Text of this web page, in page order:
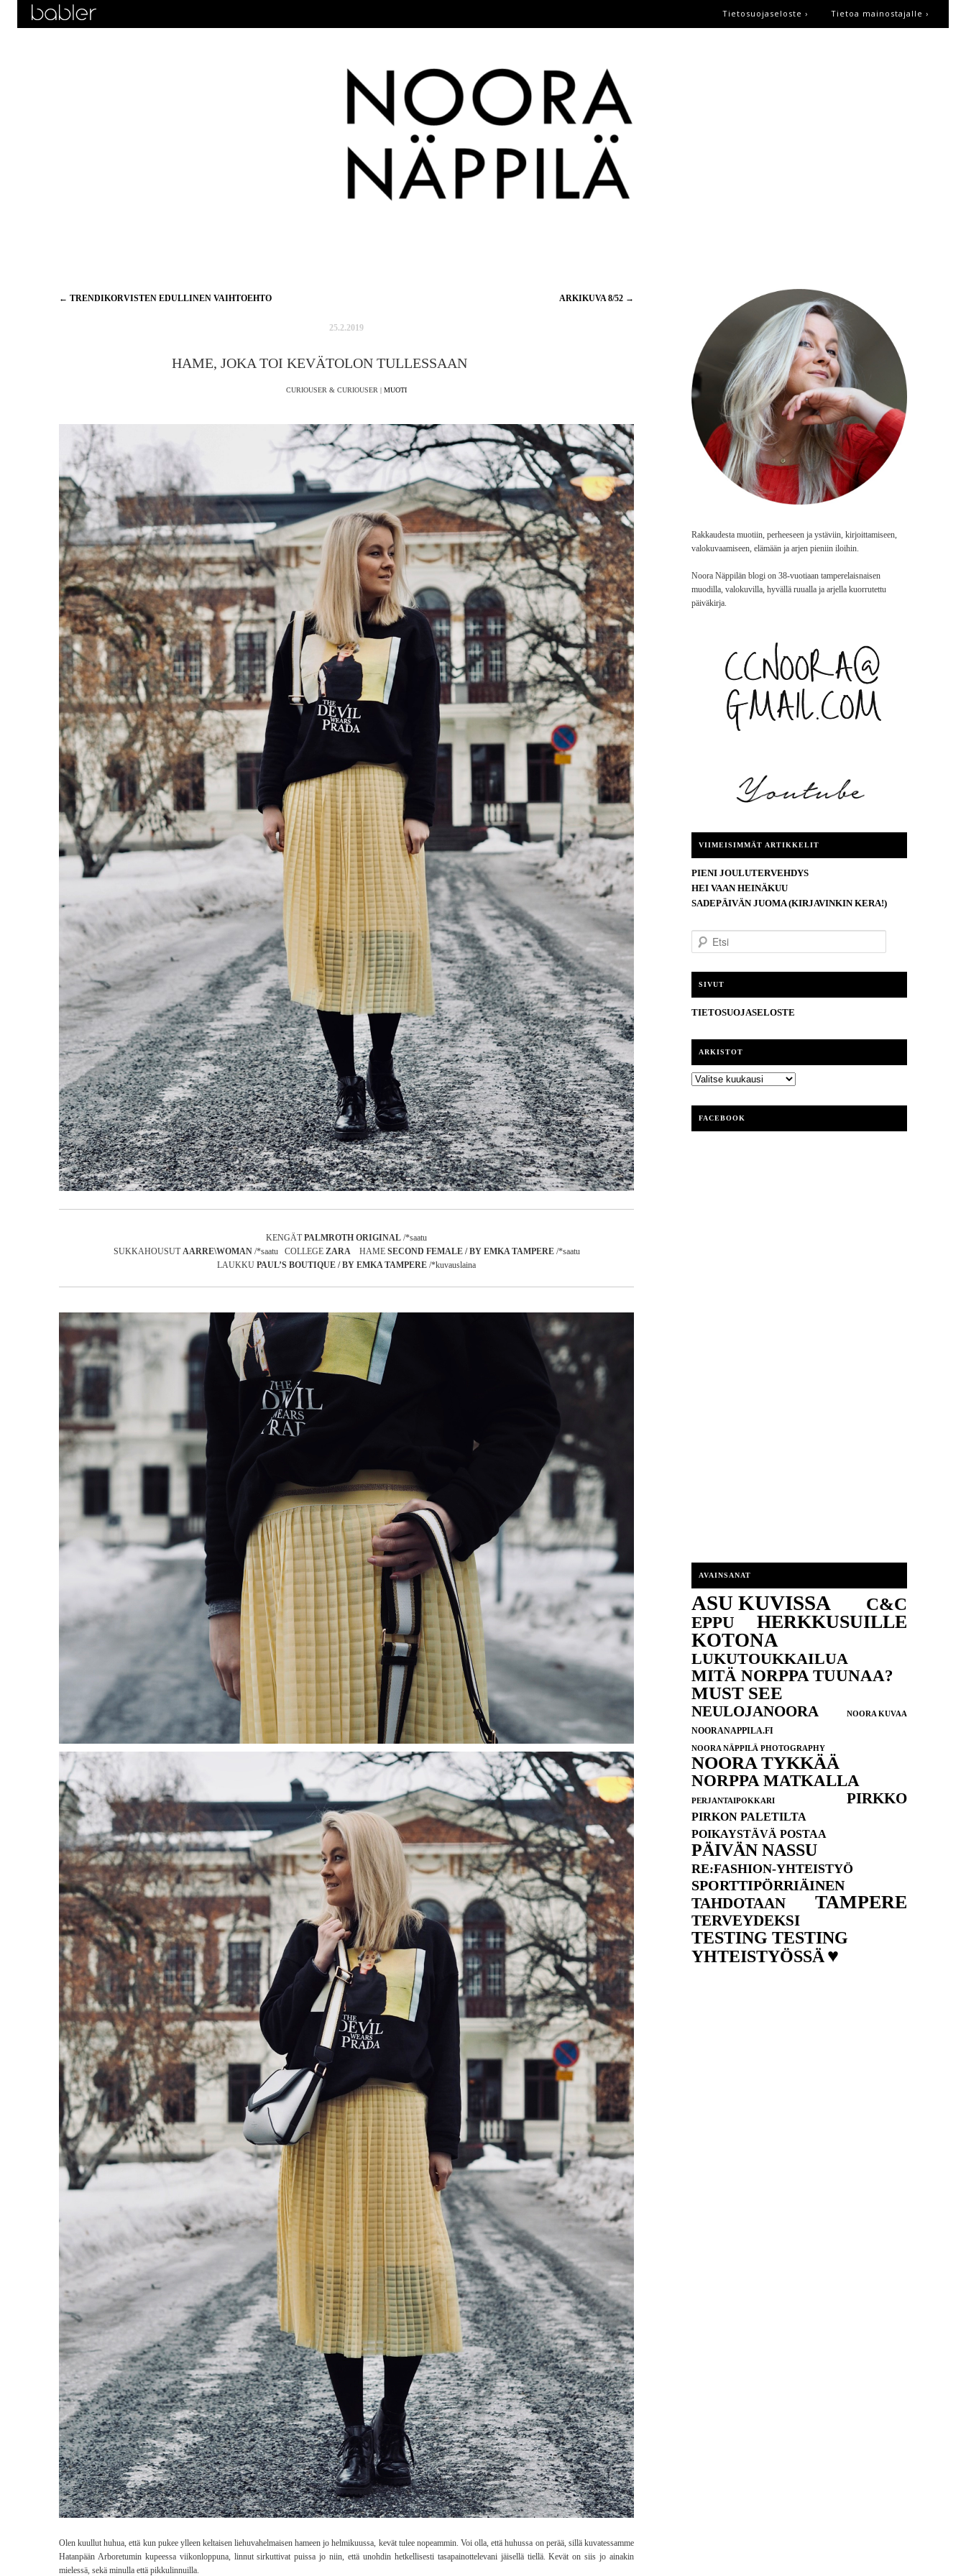
Tietoa mainostajalle ›
Tietosuojaseloste ›
Artikkelien
← TRENDIKORVISTEN EDULLINEN VAIHTOEHTO ARKIKUVA 8/52 →
25.2.2019
HAME, JOKA TOI KEVÄTOLON TULLESSAAN
CURIOUSER & CURIOUSER | MUOTI
KENGÄTPALMROTH ORIGINAL /*saatu
SUKKAHOUSUTAARRE\WOMAN/*saatu COLLEGE ZARAHAME SECOND FEMALE / BY EMKA TAMPERE/*saatu
LAUKKU PAUL’S BOUTIQUE / BY EMKA TAMPERE /*kuvauslaina
Olen kuullut huhua, että kun pukee ylleen keltaisen liehuvahelmaisen hameen jo helmikuussa, kevät tulee nopeammin. Voi olla, että huhussa on perää, sillä kuvatessamme
Hatanpään Arboretumin kupeessa viikonloppuna, linnut sirkuttivat puissa jo niin, että unohdin hetkellisesti tasapainottelevani jäisellä tiellä. Kevät on siis jo ainakin
mielessä, sekä minulla että pikkulinnuilla.
Rakkaudesta muotiin, perheeseen ja ystäviin, kirjoittamiseen,
valokuvaamiseen, elämään ja arjen pieniin iloihin.
Noora Näppilän blogi on 38-vuotiaan tamperelaisnaisen
muodilla, valokuvilla, hyvällä ruualla ja arjella kuorrutettu
päiväkirja.
VIIMEISIMMÄT ARTIKKELIT
PIENI JOULUTERVEHDYS
HEI VAAN HEINÄKUU
SADEPÄIVÄN JUOMA (KIRJAVINKIN KERA!)
t
SIVUT
TIETOSUOJASELOSTE
ARKISTOT
ARKISTOT
FACEBOOK
AVAINSANAT
ASU KUVISSA C&C
EPPU HERKKUSUILLE
KOTONA
LUKUTOUKKAILUA
MITÄ NORPPA TUUNAA?
MUST SEE
NEULOJANOORA NOORA KUVAA
NOORANAPPILA.FI
NOORA NÄPPILÄ PHOTOGRAPHY
NOORA TYKKÄÄ
NORPPA MATKALLA
PERJANTAIPOKKARI PIRKKO
PIRKON PALETILTA
POIKAYSTÄVÄ POSTAA
PÄIVÄN NASSU
RE:FASHION-YHTEISTYÖ
SPORTTIPÖRRIÄINEN
TAHDOTAAN TAMPERE
TERVEYDEKSI
TESTING TESTING
YHTEISTYÖSSÄ♥